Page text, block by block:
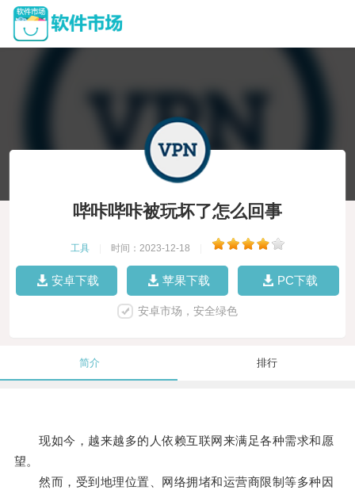
哔咔哔咔被玩坏了怎么回事
工具 时间：2023-12-18
安卓下载 苹果下载 PC下载
安卓市场，安全绿色
简介 排行
现如今，越来越多的人依赖互联网来满足各种需求和愿
望。
然而，受到地理位置、网络拥堵和运营商限制等多种因